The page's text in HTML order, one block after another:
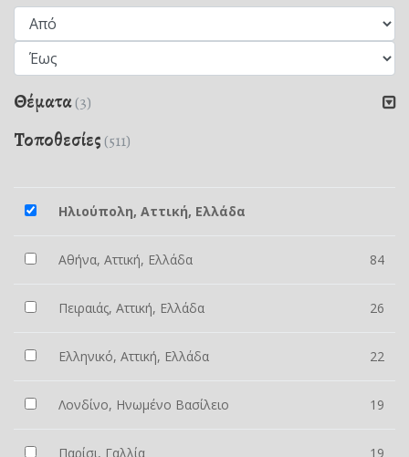
Θέματα(3)
Τοποθεσίες (511)
Ηλιούπολη, Αττική, Ελλάδα
Αθήνα, Αττική, Ελλάδα 84
Πειραιάς, Αττική, Ελλάδα 26
Ελληνικό, Αττική, Ελλάδα 22
Λονδίνο, Ηνωμένο Βασίλειο 19
Παρίσι, Γαλλία 19